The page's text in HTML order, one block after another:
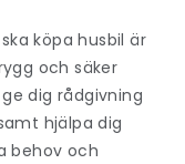
köpa husbil är
och säker
dig rådgivning
hjälpa dig
behov och